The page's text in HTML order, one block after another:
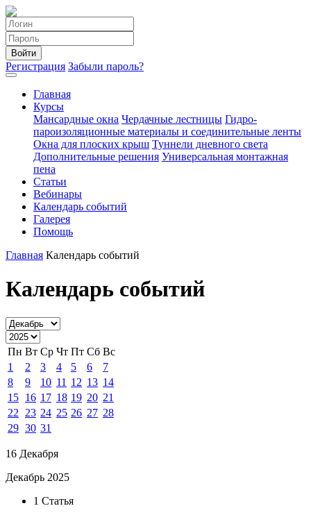
Войти
Регистрация Забыли пароль?
Главная
Курсы
Мансардные окна Чердачные лестницы Гидро-
пароизоляционные материалы и соединительные ленты
Окна для плоских крыш Туннели дневного света
Дополнительные решения Универсальная монтажная
пена
Статьи
Вебинары
Календарь событий
Галерея
Помощь
Главная Календарь событий
Календарь событий
Пн Вт Ср Чт Пт Сб Вс
1
2 3 4 5 6
7
8
9 10 11 12 13 14
15 16 17 18 19 20 21
22
23 24 25 26 27 28
29 30 31
16 Декабря
Декабрь 2025
1 Статья